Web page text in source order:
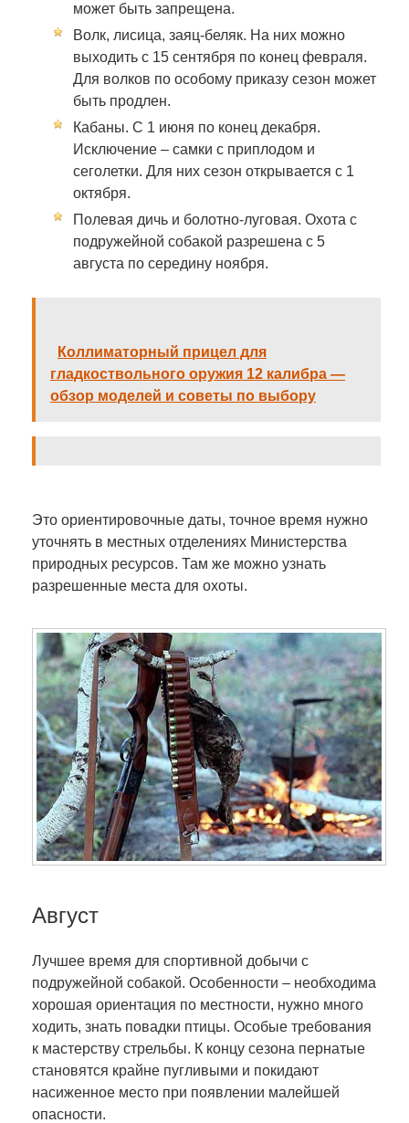
может быть запрещена.
Волк, лисица, заяц-беляк. На них можно
выходить с 15 сентября по конец февраля.
Для волков по особому приказу сезон может
быть продлен.
Кабаны. С 1 июня по конец декабря.
Исключение – самки с приплодом и
сеголетки. Для них сезон открывается с 1
октября.
Полевая дичь и болотно-луговая. Охота с
подружейной собакой разрешена с 5
августа по середину ноября.
Коллиматорный прицел для
гладкоствольного оружия 12 калибра —
обзор моделей и советы по выбору
Это ориентировочные даты, точное время нужно
уточнять в местных отделениях Министерства
природных ресурсов. Там же можно узнать
разрешенные места для охоты.
Август
Лучшее время для спортивной добычи с
подружейной собакой. Особенности – необходима
хорошая ориентация по местности, нужно много
ходить, знать повадки птицы. Особые требования
к мастерству стрельбы. К концу сезона пернатые
становятся крайне пугливыми и покидают
насиженное место при появлении малейшей
опасности.